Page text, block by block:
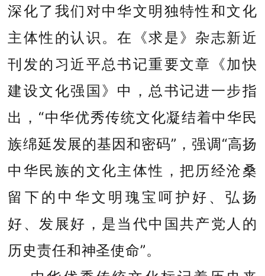
深化了我们对中华文明独特性和文化
主体性的认识。在《求是》杂志新近
刊发的习近平总书记重要文章《加快
建设文化强国》中，总书记进一步指
出，“中华优秀传统文化凝结着中华民
族绵延发展的基因和密码”，强调“高扬
中华民族的文化主体性，把历经沧桑
留下的中华文明瑰宝呵护好、弘扬
好、发展好，是当代中国共产党人的
历史责任和神圣使命”。